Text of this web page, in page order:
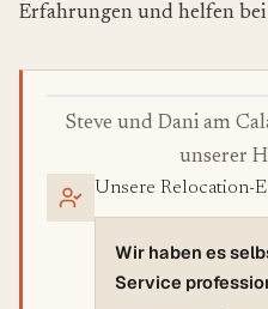
Erfahrungen und helfen
Steve und Dani am
unserer
Unsere Relocation-
Wir haben es
Service